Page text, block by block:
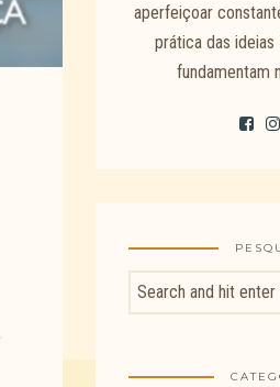
aperfeiçoar
prática das
fundamentam